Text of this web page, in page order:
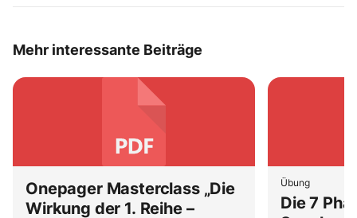
Mehr interessante Beiträge
Onepager Masterclass „Die
Wirkung der 1. Reihe –
Übung
Die 7